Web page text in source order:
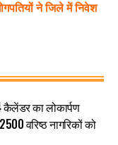
ने जिले में निवेश
का लोकार्पण
वरिष्ठ नागरिकों को